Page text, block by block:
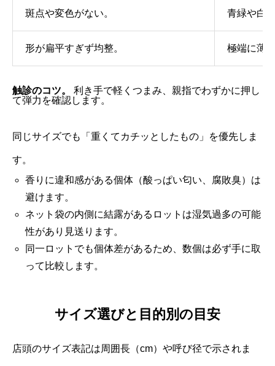
斑点や変色がない。 青緑や白
形が扁平すぎず均整。 極端に薄
触診のコツ。
利き手で軽くつまみ、親指でわずかに押し
て弾力を確認します。
同じサイズでも「重くてカチッとしたもの」を優先しま
す。
香りに違和感がある個体（酸っぱい匂い、腐敗臭）は
避けます。
ネット袋の内側に結露があるロットは湿気過多の可能
性があり見送ります。
同一ロットでも個体差があるため、数個は必ず手に取
って比較します。
サイズ選びと目的別の目安
店頭のサイズ表記は周囲長（cm）や呼び径で示されま